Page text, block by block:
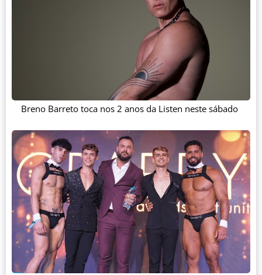
Breno Barreto toca nos 2 anos da Listen neste sábado